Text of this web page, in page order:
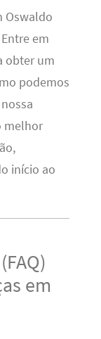
Oswaldo
em
obter um
podemos
melhor
início ao
em